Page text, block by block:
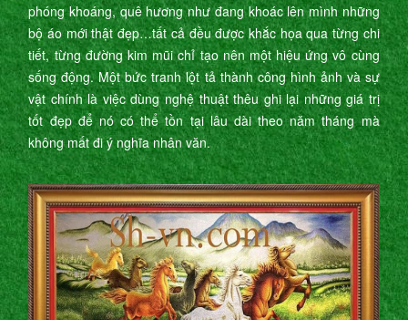
phóng khoáng, quê hương như đang khoác lên mình những
bộ áo mới thật đẹp…tất cả đều được khắc họa qua từng chi
tiết, từng đường kim mũi chỉ tạo nên một hiệu ứng vô cùng
sống động. Một bức tranh lột tả thành công hình ảnh và sự
vật chính là việc dùng nghệ thuật thêu ghi lại những giá trị
tốt đẹp để nó có thể tồn tại lâu dài theo năm tháng mà
không mất đi ý nghĩa nhân văn.